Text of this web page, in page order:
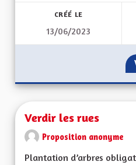
CRÉÉ LE
13/06/2023
Verdir les rues
Proposition anonyme
Plantation d’arbres